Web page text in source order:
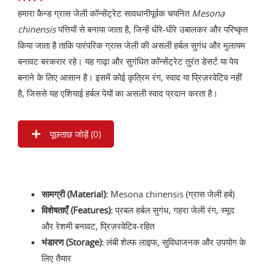
हमारा कैन्ड ग्रास जेली कॉन्सेंट्रेट सावधानीपूर्वक चयनित Mesona
chinensisपत्तियों से बनाया जाता है, जिन्हें धीरे-धीरे उबालकर और परिष्कृत
किया जाता है ताकि पारंपरिक ग्रास जेली की असली हर्बल सुगंध और मुलायम
बनावट बरकरार रहे। यह गाढ़ा और सुगंधित कॉन्सेंट्रेट तुरंत डेसर्ट या पेय
बनाने के लिए आसान है। इसमें कोई कृत्रिम रंग, स्वाद या प्रिज़रवेटिव नहीं
है, जिससे यह एशियाई हर्बल पेयों का असली स्वाद प्रदान करता है।
पूछताछ जोड़ें (0)
सामग्री (Material): Mesona chinensis (ग्रास जेली हर्ब)
विशेषताएँ (Features):प्रबल हर्बल सुगंध, गहरा जेली रंग, स्मूद
और रेशमी बनावट, प्रिज़रवेटिव-रहित
भंडारण (Storage):लंबी शेल्फ लाइफ, सुविधाजनक और उपयोग के
लिए तैयार